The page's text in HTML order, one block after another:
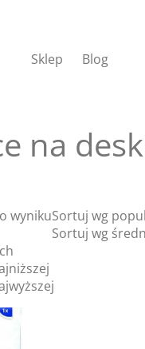
Sklep Blog
na
wynikuSortuj wg
Sortuj wg